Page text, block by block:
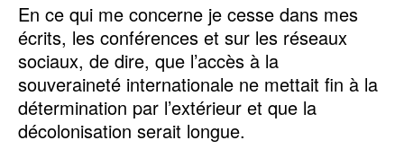
En ce qui me concerne je cesse dans mes
écrits, les conférences et sur les réseaux
sociaux, de dire, que l’accès à la
souveraineté internationale ne mettait fin à la
détermination par l’extérieur et que la
décolonisation serait longue.